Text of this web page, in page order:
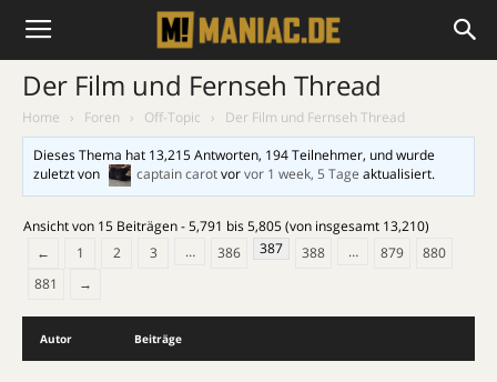
Der Film und Fernseh Thread
Home › Foren › Off-Topic ›
Der Film und Fernseh Thread
Dieses Thema hat 13,215 Antworten, 194 Teilnehmer, und wurde
zuletzt von
captain carotvorvor 1 week, 5 Tage aktualisiert.
Ansicht von 15 Beiträgen - 5,791 bis 5,805 (von insgesamt 13,210)
←
1 2 3 … 386 387 388 … 879
880
881
→
Autor Beiträge